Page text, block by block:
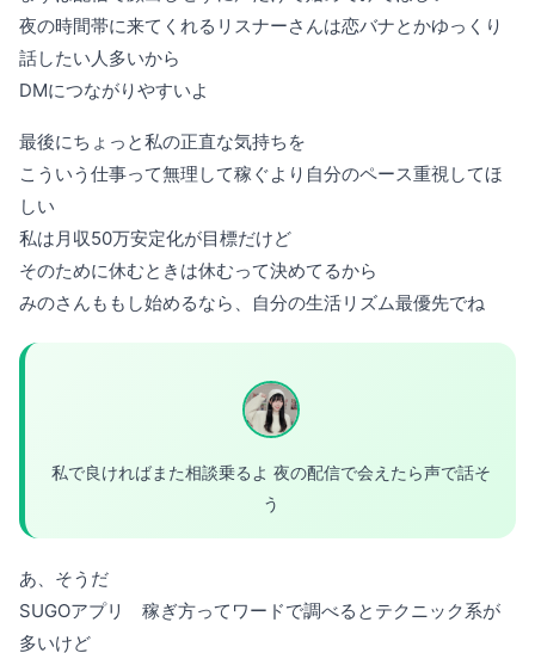
夜の時間帯に来てくれるリスナーさんは恋バナとかゆっくり
話したい人多いから
DMにつながりやすいよ
最後にちょっと私の正直な気持ちを
こういう仕事って無理して稼ぐより自分のペース重視してほ
しい
私は月収50万安定化が目標だけど
そのために休むときは休むって決めてるから
みのさんももし始めるなら、自分の生活リズム最優先でね
私で良ければまた相談乗るよ 夜の配信で会えたら声で話そ
う
あ、そうだ
SUGOアプリ 稼ぎ方ってワードで調べるとテクニック系が
多いけど